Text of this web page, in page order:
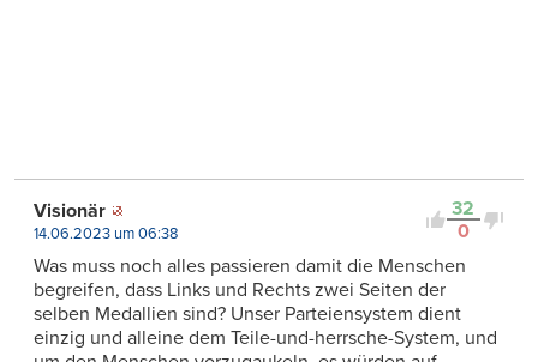
32
0
Visionär
14.06.2023 um 06:38
Was muss noch alles passieren damit die Menschen
begreifen, dass Links und Rechts zwei Seiten der
selben Medallien sind? Unser Parteiensystem dient
einzig und alleine dem Teile-und-herrsche-System, und